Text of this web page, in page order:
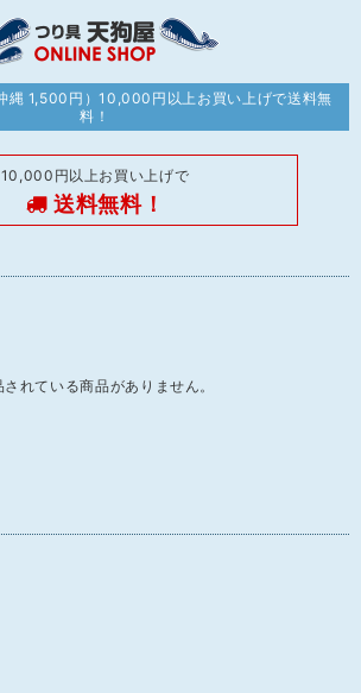
縄 1,500円）10,000円以上お買い上げで送料無
料！
10,000円以上お買い上げで
送料無料！
されている商品がありません。